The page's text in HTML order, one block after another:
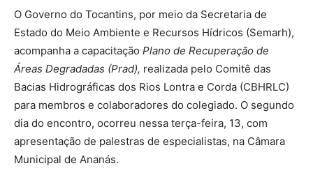
O Governo do Tocantins, por meio da Secretaria de
Estado do Meio Ambiente e Recursos Hídricos (Semarh),
acompanha a capacitação Plano de Recuperação de
Áreas Degradadas (Prad), realizada pelo Comitê das
Bacias Hidrográficas dos Rios Lontra e Corda (CBHRLC)
para membros e colaboradores do colegiado. O segundo
dia do encontro, ocorreu nessa terça-feira, 13, com
apresentação de palestras de especialistas, na Câmara
Municipal de Ananás.